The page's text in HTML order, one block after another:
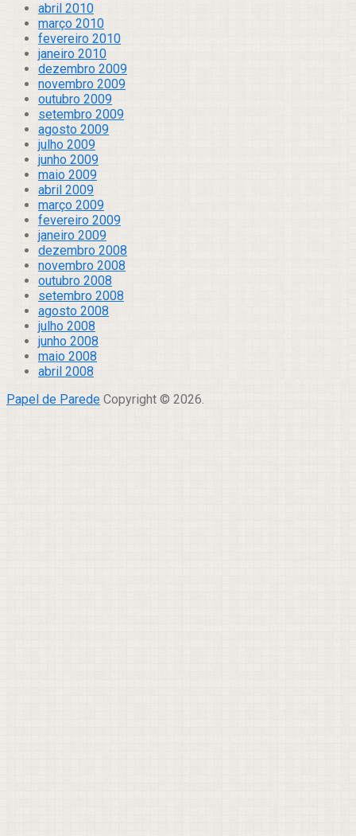
abril 2010
março 2010
fevereiro 2010
janeiro 2010
dezembro 2009
novembro 2009
outubro 2009
setembro 2009
agosto 2009
julho 2009
junho 2009
maio 2009
abril 2009
março 2009
fevereiro 2009
janeiro 2009
dezembro 2008
novembro 2008
outubro 2008
setembro 2008
agosto 2008
julho 2008
junho 2008
maio 2008
abril 2008
Papel de Parede Copyright © 2026.